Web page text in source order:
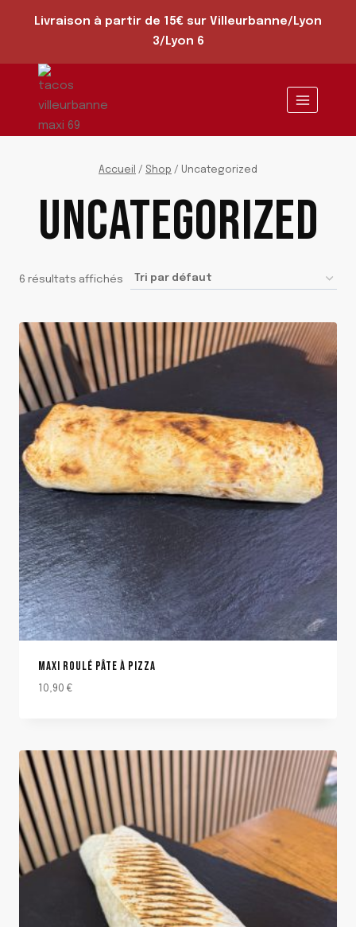
Livraison à partir de 15€ sur Villeurbanne/Lyon
3/Lyon 6
Accueil / Shop / Uncategorized
UNCATEGORIZED
6 résultats affichés
MAXI ROULÉ PÂTE À PIZZA
10,90 €